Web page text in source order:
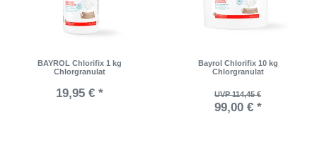
BAYROL Chlorifix 1 kg
Chlorgranulat
19,95 € *
Bayrol Chlorifix 10 kg
Chlorgranulat
UVP 114,45 €
99,00 € *